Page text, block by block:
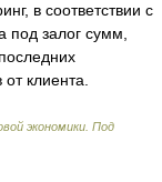
в соответствии с
под залог сумм,
клиента.
экономики Под